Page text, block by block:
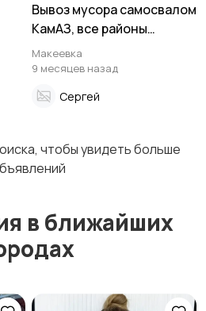
Вывоз мусора самосвалом
КамАЗ, все районы
Макеевки
Макеевка
9 месяцев назад
Сергей
чтобы увидеть больше
в ближайших